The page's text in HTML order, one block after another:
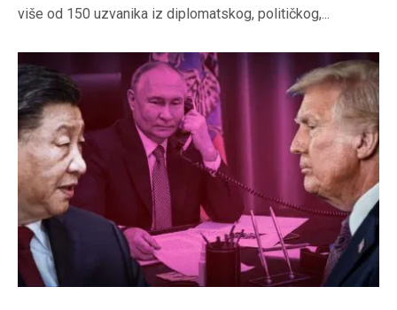
više od 150 uzvanika iz diplomatskog, političkog,...